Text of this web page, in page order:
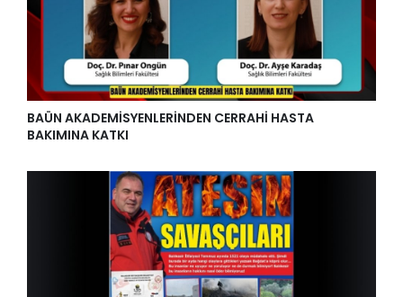
BAÜN AKADEMİSYENLERİNDEN CERRAHİ HASTA
BAKIMINA KATKI